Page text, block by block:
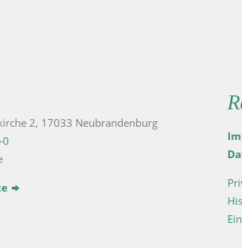
2, 17033 Neubrandenburg
0